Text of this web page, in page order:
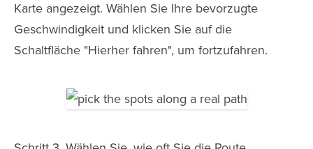
Karte angezeigt. Wählen Sie Ihre bevorzugte
Geschwindigkeit und klicken Sie auf die
Schaltfläche "Hierher fahren", um fortzufahren.